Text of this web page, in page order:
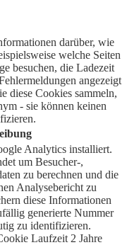
darüber, wie
welche Seiten
besuchen, die Ladezeit
angezeigt
diese Cookies sammeln,
- sie können keinen
Analytics installiert.
um Besucher-,
zu berechnen und die
Analysebericht zu
diese Informationen
generierte Nummer
zu identifizieren.
Laufzeit 2 Jahre